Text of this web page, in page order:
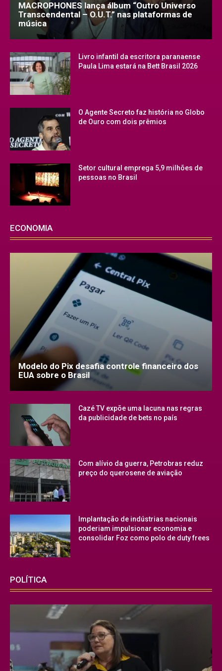
MACROPHONES lança álbum “Outro Universo
Transcendental – O.U.T.” nas plataformas de
música
Livro infantil da escritora paranaense
Paula Lima estará na Bett Brasil 2026
O Agente Secreto faz história no Globo
de Ouro com dois prêmios
Setor cultural emprega 5,9 milhões de
pessoas no Brasil
ECONOMIA
Modelo do Pix desafia controle financeiro dos
EUA sobre o Brasil
Cazé TV expõe uma lacuna nas regras
da publicidade de bets no país
Com alívio da guerra, Petrobras reduz
preço do querosene de aviação
Implantação de indústrias nacionais
poderiam impulsionar economia e
consolidar Foz como polo de duty frees
POLÍTICA